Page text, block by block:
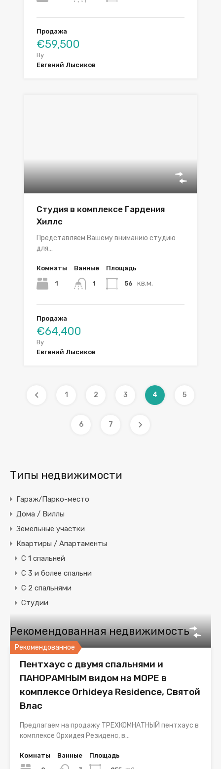
Продажа
€59,500
By
Евгений Лысиков
Студия в комплексе Гардения
Хиллс
Представляем Вашему вниманию студию
для…
Комнаты
1
Ванные
1
Площадь
56 кв.м.
Продажа
€64,400
By
Евгений Лысиков
1 2 3 4 5
6 7
Типы недвижимости
Гараж/Парко-место
Дома / Виллы
Земельные участки
Квартиры / Апартаменты
C 1 спальней
C 3 и более спальни
С 2 спальнями
Студии
Рекомендованная недвижимость
Рекомендованное
Пентхаус с двумя спальнями и
ПАНОРАМНЫМ видом на МОРЕ в
комплексе Orhideya Residence, Святой
Влас
Предлагаем на продажу ТРЕХКОМНАТНЫЙ пентхаус в
комплексе Орхидея Резиденс, в…
Комнаты
Ванные
Площадь